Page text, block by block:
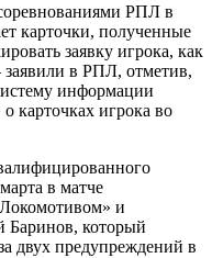
РПЛ в
карточки, полученные
заявку игрока, как
в РПЛ, отметив,
информации
карточках игрока во
в матче
и
который
двух предупреждений в